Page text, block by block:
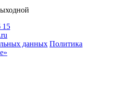
15
данных Политика